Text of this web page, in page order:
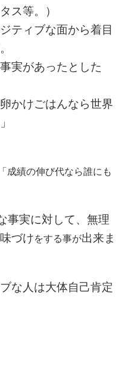
ス等。）
ティブな面から着目
実があったとした
かけごはんなら世界
成績の伸び代なら誰にも
事実に対して、無理
づけをする事が出来ま
な人は大体自己肯定